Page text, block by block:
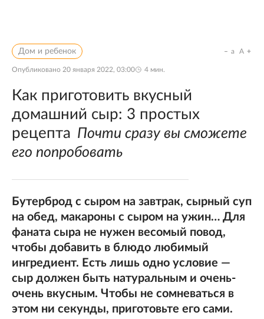
Дом и ребенок
Опубликовано 20 января 2022, 03:00 4 мин.
a A
Как приготовить вкусный
домашний сыр: 3 простых
рецепта Почти сразу вы сможете
его попробовать
Бутерброд с сыром на завтрак, сырный суп
на обед, макароны с сыром на ужин… Для
фаната сыра не нужен весомый повод,
чтобы добавить в блюдо любимый
ингредиент. Есть лишь одно условие —
сыр должен быть натуральным и очень-
очень вкусным. Чтобы не сомневаться в
этом ни секунды, приготовьте его сами.